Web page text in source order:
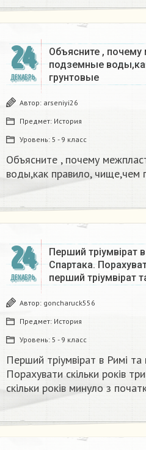
24
ДЕКАБРЬ
Объясните ,
подземные
грунтовые​
Автор: arseniyi26
Предмет: История
Уровень: 5 - 9 класс
Объясните , почему
воды,как правило, чище,чем
24
ДЕКАБРЬ
Перший тріумвірат
Спартака.
перший тріумвірат
Автор: goncharuck556
Предмет: История
Уровень: 5 - 9 класс
Перший тріумвірат в Римі
Порахувати скільки років
скільки років минуло з